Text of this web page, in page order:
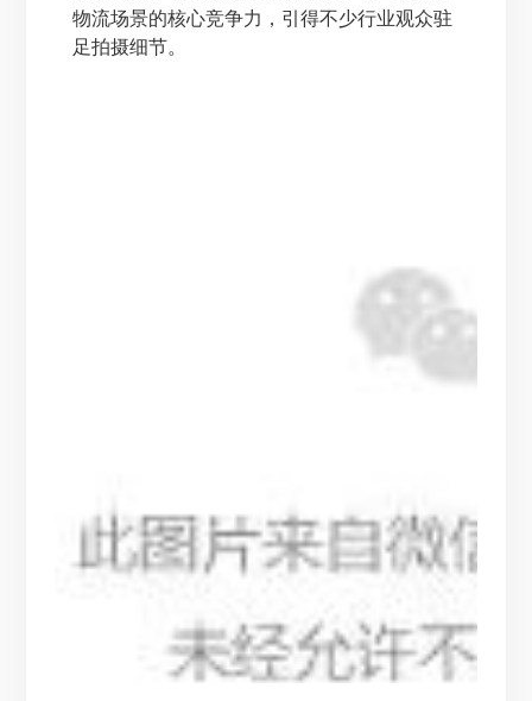
物流场景的核心竞争力，引得不少行业观众驻
足拍摄细节。